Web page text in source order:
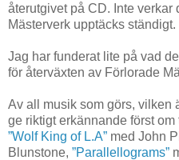
återutgivet på CD. Inte verkar
Mästerverk upptäcks ständigt.
Jag har funderat lite på vad
för återväxten av Förlorade
Av all musik som görs, vilken
ge riktigt erkännande först
”Wolf King of L.A” med John
Blunstone, ”Parallellograms”